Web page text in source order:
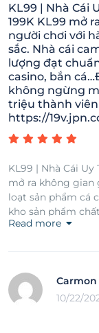
KL99 | Nhà Cái
199K KL99 mở
người chơi với
sắc. Nhà cái
lượng đạt
casino, bắn
không ngừng
triệu thành
https://
KL99 | Nhà Cái Uy
mở ra không gian
loạt sản phẩm cá
kho sản phẩm
nổ hũ, casino,
Read more
Carmon
10/22/